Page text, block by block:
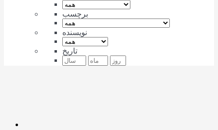
برچسب
نویسنده
تاریخ